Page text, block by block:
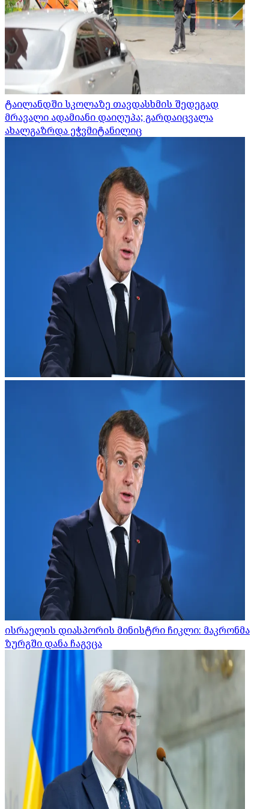
ტაილანდში სკოლაზე თავდასხმის შედეგად
მრავალი ადამიანი დაიღუპა; გარდაიცვალა
ახალგაზრდა ეჭვმიტანილიც
ისრაელის დიასპორის მინისტრი ჩიკლი: მაკრონმა
ზურგში დანა ჩაგვცა